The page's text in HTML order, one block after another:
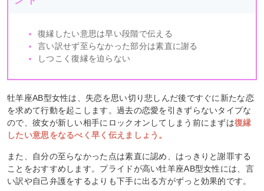
復縁したい意思は早い段階で伝える
言い訳せず至らなかった部分は素直に謝る
しつこく復縁を迫らない
牡羊座AB型女性は、失恋を思い切り悲しんだ後ですぐに新たな恋
を求めて行動を起こします。過去の恋愛を引きずらないタイプな
ので、彼女が新しい相手にロックオンしてしまう前にまずは復縁
したい意思をなるべく早く伝えましょう。
また、自分の至らなかった点は素直に認め、はっきりと謝罪する
ことをおすすめします。プライドが高い牡羊座AB型女性には、言
い訳や自己弁護をするよりも下手に出る方がずっと効果的です。